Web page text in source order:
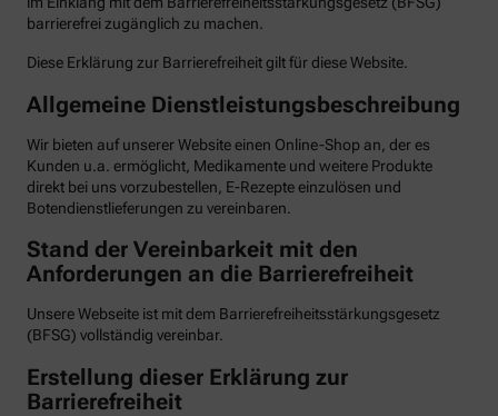
barrierefrei zugänglich zu machen.
Diese Erklärung zur Barrierefreiheit gilt für diese Website.
Allgemeine Dienstleistungsbeschreibung
Wir bieten auf unserer Website einen Online-Shop an, der es
Kunden u.a. ermöglicht, Medikamente und weitere Produkte
direkt bei uns vorzubestellen, E-Rezepte einzulösen und
Botendienstlieferungen zu vereinbaren.
Stand der Vereinbarkeit mit den
Anforderungen an die Barrierefreiheit
Unsere Webseite ist mit dem Barrierefreiheitsstärkungsgesetz
(BFSG) vollständig vereinbar.
Erstellung dieser Erklärung zur
Barrierefreiheit